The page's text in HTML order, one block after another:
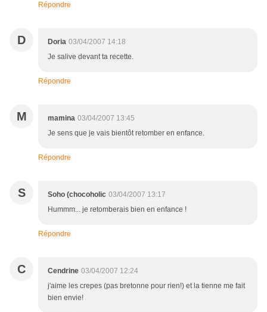
Répondre
D Doria 03/04/2007 14:18
Je salive devant ta recette.
Répondre
M mamina 03/04/2007 13:45
Je sens que je vais bientôt retomber en enfance.
Répondre
S Soho (chocoholic 03/04/2007 13:17
Hummm... je retomberais bien en enfance !
Répondre
C Cendrine 03/04/2007 12:24
j'aime les crepes (pas bretonne pour rien!) et la tienne me fait
bien envie!